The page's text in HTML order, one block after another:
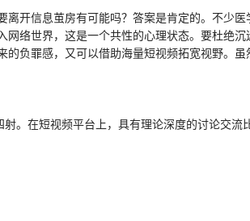
开信息茧房有可能吗？答案是肯定的。不少医
络世界，这是一个共性的心理状态。要杜绝
负罪感，又可以借助海量短视频拓宽视野。
在短视频平台上，具有理论深度的讨论交流